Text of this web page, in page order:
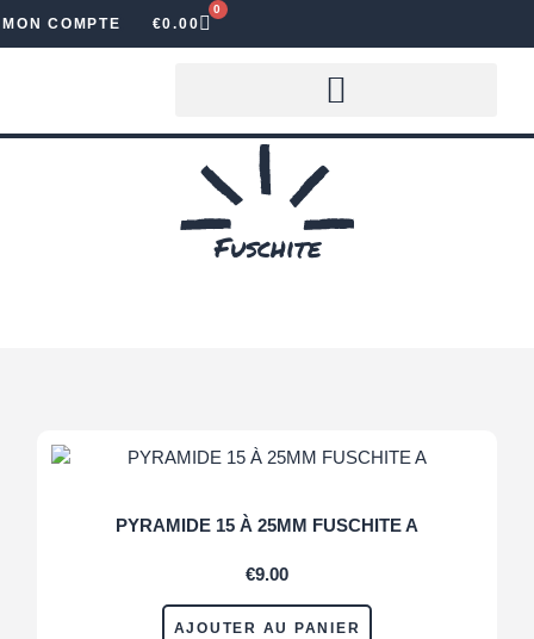
MON COMPTE €0.00
0
Fuschite
PYRAMIDE 15 À 25MM FUSCHITE A
€9.00
AJOUTER AU PANIER